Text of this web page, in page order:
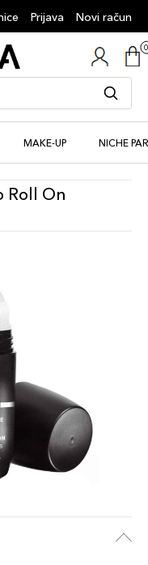
Prijava Novi račun
MAKE-UP NICHE
Roll On